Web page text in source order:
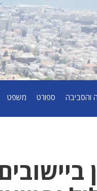
והסביבה ספורט משפט